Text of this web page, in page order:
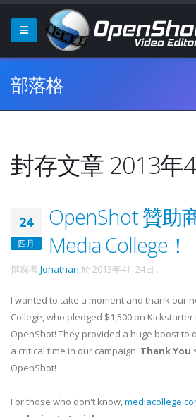
部落格
封存文章 2013年
24
四月
OpenShot 贊助
Media College！
撰寫者 Jonathan 於 2013年4月24日 .
I wanted to take a moment and thank our
College, who pledged $1,500 on
OpenShot! They provided a huge boost
a critical time in our campaign. Thank You
OpenShot!
For those who don't know,